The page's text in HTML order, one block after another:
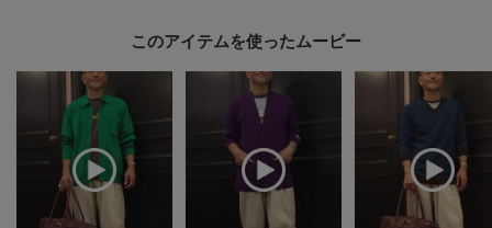
このアイテムを使ったムービー